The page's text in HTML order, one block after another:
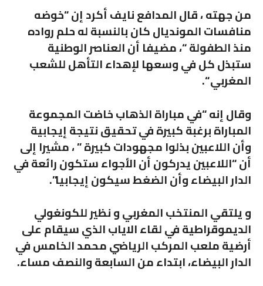
من جهته ، قال المدافع نايف أكرد إن “خوضه
منافسات المونديال كان بالنسبة له حلم رواده
منذ الطفولة “، مضيفا أن العناصر الوطنية
ستبذل كل في وسعها لإهداء التأهل للشعب
المغربي “.
وقال إنه “في مباراة الذهاب خاضت المجموعة
المباراة برغبة كبيرة في تحقيق نتيجة إيجابية
وأن اللاعبين بذلوا مجهودات كبيرة ” ، مشيرا إلى
أن “اللاعبين يدركون أن الأجواء ستكون رائعة في
الدار البيضاء وأن الضغط سيكون إيجابيا”.
و يلتقي المنتخب المغربي و نظير للكونغولي
الديموقراطية في لقاء الاياب الذي سيقام على
أرضية ملعب المركب الرياضي محمد الخامس في
الدار البيضاء، ابتداء من السابعة والنصف مساء.